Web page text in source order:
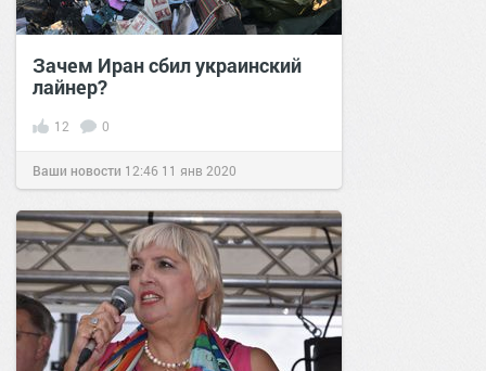
Зачем Иран сбил украинский
лайнер?
12 0
Ваши новости 12:46 11 янв 2020